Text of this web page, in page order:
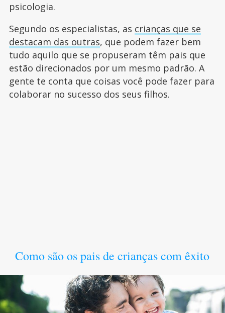
psicologia.
Segundo os especialistas, as crianças que se
destacam das outras, que podem fazer bem
tudo aquilo que se propuseram têm pais que
estão direcionados por um mesmo padrão. A
gente te conta que coisas você pode fazer para
colaborar no sucesso dos seus filhos.
Como são os pais de crianças com êxito